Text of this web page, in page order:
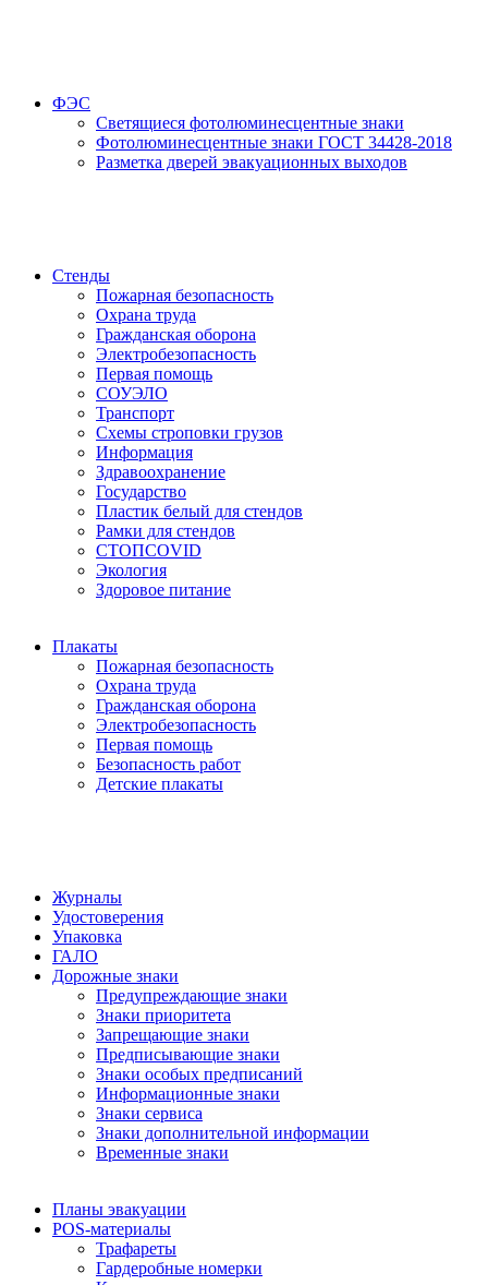
ФЭС
Светящиеся фотолюминесцентные знаки
Фотолюминесцентные знаки ГОСТ 34428-2018
Разметка дверей эвакуационных выходов
Стенды
Пожарная безопасность
Охрана труда
Гражданская оборона
Электробезопасность
Первая помощь
СОУЭЛО
Транспорт
Схемы строповки грузов
Информация
Здравоохранение
Государство
Пластик белый для стендов
Рамки для стендов
СТОПCOVID
Экология
Здоровое питание
Плакаты
Пожарная безопасность
Охрана труда
Гражданская оборона
Электробезопасность
Первая помощь
Безопасность работ
Детские плакаты
Журналы
Удостоверения
Упаковка
ГАЛО
Дорожные знаки
Предупреждающие знаки
Знаки приоритета
Запрещающие знаки
Предписывающие знаки
Знаки особых предписаний
Информационные знаки
Знаки сервиса
Знаки дополнительной информации
Временные знаки
Планы эвакуации
POS-материалы
Трафареты
Гардеробные номерки